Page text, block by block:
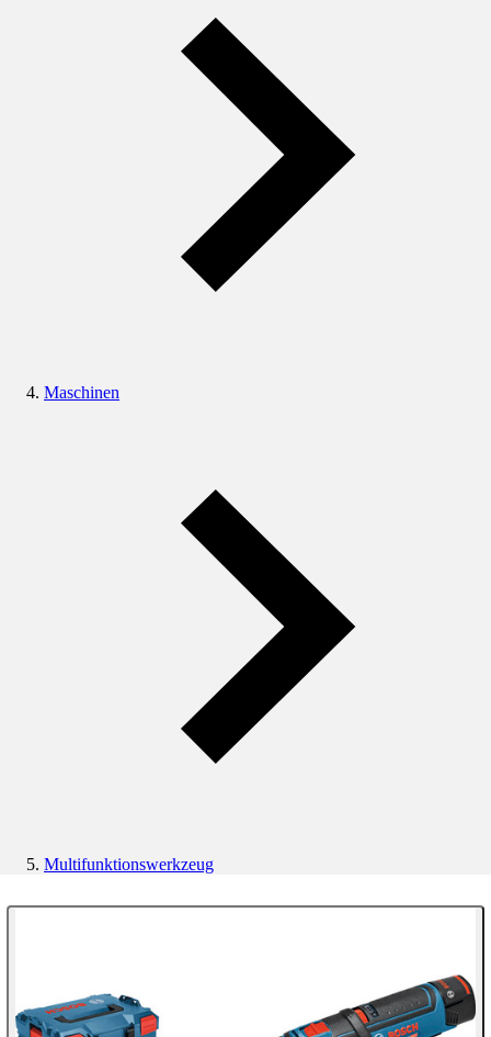
Maschinen
Multifunktionswerkzeug